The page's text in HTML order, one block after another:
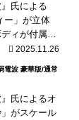
氏による
ー」が立体
ィが付属！
期されたり、
2025.11.26
電波 豪華版/通常
氏によるオ
がスケール